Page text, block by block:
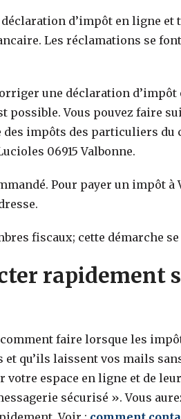
d’impôt en ligne
Les réclamations se
une déclaration d’impôt
possible. Vous pouvez faire
des impôts des particuliers du
06915 Valbonne.
Pour payer un impôt à
fiscaux; cette démarche
rapidement
faire lorsque les
qu’ils laissent vos mails
votre espace en ligne et de
sécurisé ». Vous